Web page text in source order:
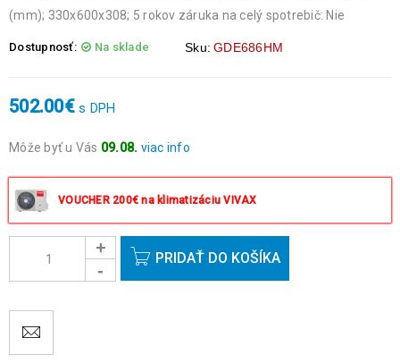
(mm); 330x600x308; 5 rokov záruka na celý spotrebič: Nie
Dostupnosť: Na sklade Sku: GDE686HM
502.00€ s DPH
Môže byť u Vás 09.08. viac info
okrem víkendov a sviatkov.
VOUCHER 200€ na klimatizáciu VIVAX
PRIDAŤ DO KOŠÍKA